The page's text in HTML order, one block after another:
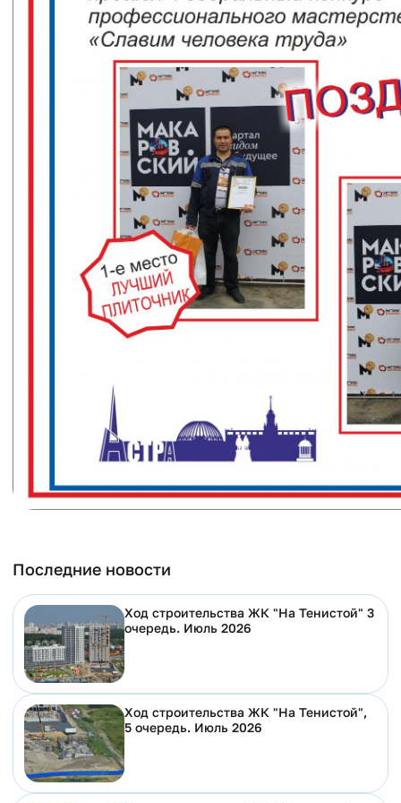
Последние новости
Ход строительства ЖК "На Тенистой" 3
очередь. Июль 2026
Ход строительства ЖК "На Тенистой",
5 очередь. Июль 2026